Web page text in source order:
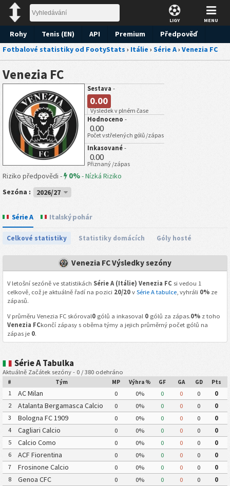
LIGY MENU
Rohy Tenis (EN) API Premium
Předpověď
Fotbalové statistiky od FootyStats › Itálie › Série A› Venezia FC
Venezia FC
Sestava -
0.00
Výsledek v plném čase
Hodnoceno -
0.00
Počet vstřelených gólů /zápas
Inkasované -
0.00
Přiznaný /zápas
Riziko předpovědi - 0%-Nízká Riziko
Sezóna :
2026/27
Série A Italský pohár
Celkové statistiky Statistiky domácích Góly hosté
Venezia FC Výsledky sezóny
V letošní sezóně ve statistikách Série A (Itálie) Venezia FCsi vedou 1
celkově, což je aktuálně řadí na pozici 20/20v Série A tabulce, vyhráli 0%ze
zápasů.
V průměru Venezia FC skóroval0gólů a inkasoval 0gólů za zápas.0%z toho
Venezia FCkončí zápasy s oběma týmy a jejich průměrný počet gólů na
zápas je 0.
Série A Tabulka
Aktuálně Začátek sezóny - 0 / 380 odehráno
# Tým MP Výhra % GF GA GD Pts
1 AC Milan 0 0% 0 0 0
0
2
Atalanta Bergamasca Calcio 0 0% 0 0 0
0
3
Bologna FC 1909 0 0% 0 0 0
0
4
Cagliari Calcio 0 0% 0 0 0
0
5
Calcio Como 0 0% 0 0 0
0
6
ACF Fiorentina 0 0% 0 0 0
0
7
Frosinone Calcio 0 0% 0 0 0
0
8
Genoa CFC 0 0% 0 0 0
0